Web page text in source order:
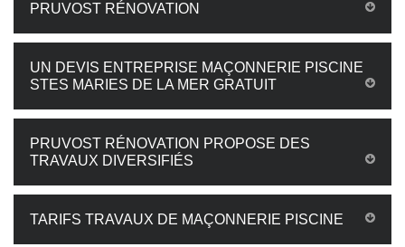
PRUVOST RÉNOVATION
UN DEVIS ENTREPRISE MAÇONNERIE PISCINE
STES MARIES DE LA MER GRATUIT
PRUVOST RÉNOVATION PROPOSE DES
TRAVAUX DIVERSIFIÉS
TARIFS TRAVAUX DE MAÇONNERIE PISCINE